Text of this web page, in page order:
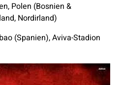
Polen (Bosnien &
Nordirland)
(Spanien), Aviva-Stadion